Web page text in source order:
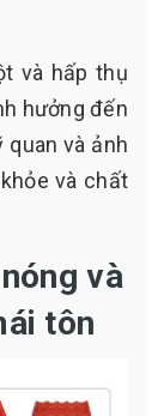
và hấp thụ
hưởng đến
và ảnh
và chất
và
tôn